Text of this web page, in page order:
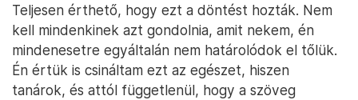
Teljesen érthető, hogy ezt a döntést hozták. Nem
kell mindenkinek azt gondolnia, amit nekem, én
mindenesetre egyáltalán nem határolódok el tőlük.
Én értük is csináltam ezt az egészet, hiszen
tanárok, és attól függetlenül, hogy a szöveg